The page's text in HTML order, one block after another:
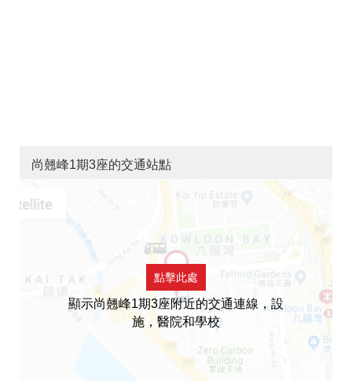
尚翹峰1期3座的交通站點
點擊此處
顯示尚翹峰1期3座附近的交通連線，設
施，醫院和學校